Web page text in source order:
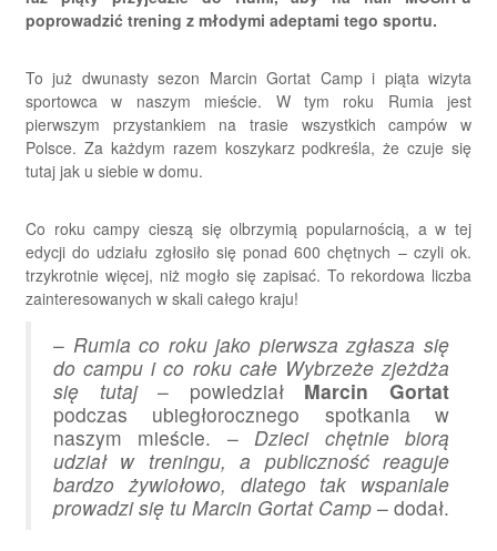
poprowadzić trening z młodymi adeptami tego sportu.
To już dwunasty sezon Marcin Gortat Camp i piąta wizyta
sportowca w naszym mieście. W tym roku Rumia jest
pierwszym przystankiem na trasie wszystkich campów w
Polsce. Za każdym razem koszykarz podkreśla, że czuje się
tutaj jak u siebie w domu.
Co roku campy cieszą się olbrzymią popularnością, a w tej
edycji do udziału zgłosiło się ponad 600 chętnych – czyli ok.
trzykrotnie więcej, niż mogło się zapisać. To rekordowa liczba
zainteresowanych w skali całego kraju!
– Rumia co roku jako pierwsza zgłasza się
do campu i co roku całe Wybrzeże zjeżdża
się tutaj– powiedział Marcin Gortat
podczas ubiegłorocznego spotkania w
naszym mieście. –Dzieci chętnie biorą
udział w treningu, a publiczność reaguje
bardzo żywiołowo, dlatego tak wspaniale
prowadzi się tu Marcin Gortat Camp – dodał.